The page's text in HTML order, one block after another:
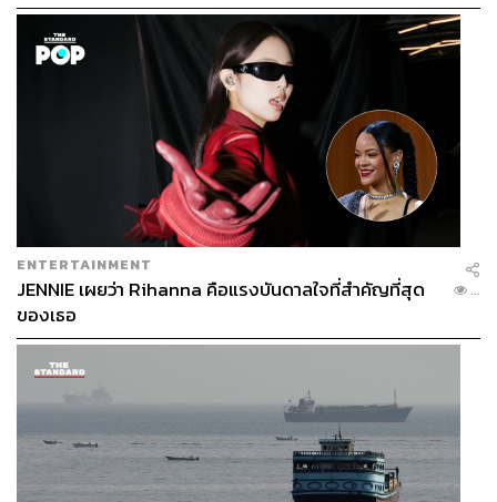
ENTERTAINMENT
JENNIE เผยว่า Rihanna คือแรงบันดาลใจที่สำคัญที่สุด
ของเธอ
...